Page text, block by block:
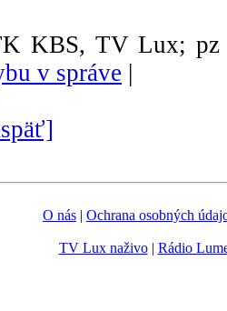
KBS, TV Lux; pz
v správe |
O nás | Ochrana osobných
TV Lux naživo| Rádio